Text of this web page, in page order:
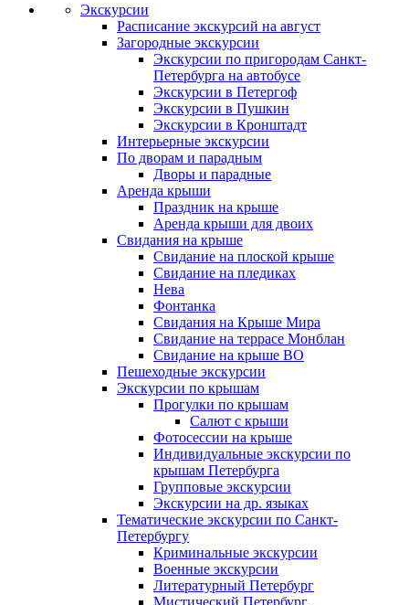
Экскурсии
Расписание экскурсий на август
Загородные экскурсии
Экскурсии по пригородам Санкт-
Петербурга на автобусе
Экскурсии в Петергоф
Экскурсии в Пушкин
Экскурсии в Кронштадт
Интерьерные экскурсии
По дворам и парадным
Дворы и парадные
Аренда крыши
Праздник на крыше
Аренда крыши для двоих
Свидания на крыше
Свидание на плоской крыше
Свидание на пледиках
Нева
Фонтанка
Свидания на Крыше Мира
Свидание на террасе Монблан
Свидание на крыше ВО
Пешеходные экскурсии
Экскурсии по крышам
Прогулки по крышам
Салют с крыши
Фотосессии на крыше
Индивидуальные экскурсии по
крышам Петербурга
Групповые экскурсии
Экскурсии на др. языках
Тематические экскурсии по Санкт-
Петербургу
Криминальные экскурсии
Военные экскурсии
Литературный Петербург
Мистический Петербург